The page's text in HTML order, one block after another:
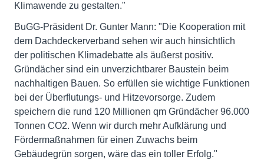
Klimawende zu gestalten."
BuGG-Präsident Dr. Gunter Mann: "Die Kooperation mit
dem Dachdeckerverband sehen wir auch hinsichtlich
der politischen Klimadebatte als äußerst positiv.
Gründächer sind ein unverzichtbarer Baustein beim
nachhaltigen Bauen. So erfüllen sie wichtige Funktionen
bei der Überflutungs- und Hitzevorsorge. Zudem
speichern die rund 120 Millionen qm Gründächer 96.000
Tonnen CO2. Wenn wir durch mehr Aufklärung und
Fördermaßnahmen für einen Zuwachs beim
Gebäudegrün sorgen, wäre das ein toller Erfolg."